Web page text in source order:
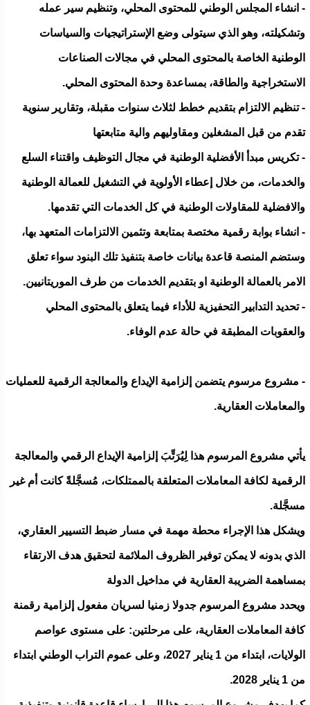
‐ انشاء المجلس الوطني للمحتوى المحلي، وتنظيم سير عمله
وتشكيلته، وهو الذي سيتولى وضع الإستراتيجيات والسياسات
الوطنية الخاصة بالمحتوى المحلي في مجالات الصناعات
الاستخراجية والطاقة، بمساعدة وحدة المحتوى المحلي.
‐ تنظيم الالتزام بتقديم خطط لثلاث سنوات مقبلة، وتقارير سنوية
تقدم من قبل المشغلين ومقاوليهم والية متابعتها
‐ تكريس مبدأ الأفضلية الوطنية في مجال التوظيف واقتناء السلع
والخدمات، من خلال إعطاء الأولوية في التشغيل للعمالة الوطنية
والافضلية للمقاولات الوطنية في كل الخدمات التي تقدمها.
‐ انشاء بوابة رقمية مختصة بمتابعة وتثمين الالتزامات المتعهد بها،
وستضم المنصة قاعدة بيانات خاصة بتنفيذ تلك البنود سواء تعلق
الامر بالعمالة الوطنية او بتقديم الخدمات من طرف الموريتانيين.
‐ تحديد التدابير التحفيزية للأداء فيما يتعلق بالمحتوى المحلي
والعقوبات المطبقة في حالة عدم الوفاء.
- مشروع مرسوم يتضمن إلزامية الإيداع والمعالجة الرقمية للعمليات
والمعاملات العقارية.
يأتي مشروع المرسوم هذا لِيُرَتِّبَ إلزامية الإيداع الرقمي والمعالجة
الرقمية لكافة المعاملات المتعلقة بالممتلكات، مُسجَّلةً كانت أم غير
مسجَّلة.
ويشكل هذا الإجراء محطة مهمة في مسار ضبط التسيير العقاري،
الذي بدونه لا يمكن توفير الظروف الملائمة لتحقيق هدف الارتقاء
بمساهمة الضريبة العقارية في مداخيل الدولة
ويحدد مشروع المرسوم جدولا زمنيا لسريان مفعول إلزامية رقمنة
كافة المعاملات العقارية، على مرحلتين: على مستوى عواصم
الولايات، ابتداء من 1 يناير 2027، وعلى عموم التراب الوطني ابتداء
من 1 يناير 2028.